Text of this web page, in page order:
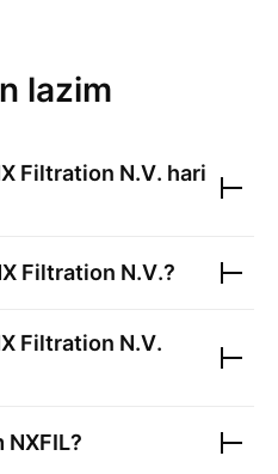
lazim
Filtration N.V. hari
Filtration N.V.?
Filtration N.V.
NXFIL?